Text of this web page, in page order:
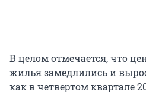
В целом отмечается, что
жилья замедлились и
как в четвертом квартале